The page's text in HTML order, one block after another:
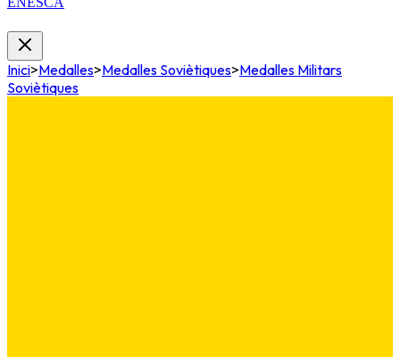
Inici>Medalles>Medalles Soviètiques>Medalles Militars
Soviètiques